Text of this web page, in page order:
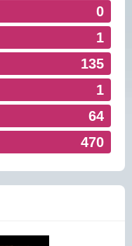
0
1
135
1
64
470